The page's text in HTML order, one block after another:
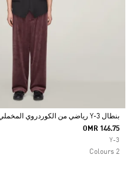
Selected
بنطال Y-3 رياضي من الكوردروي المخملي
OMR 146.75
Y-3
2 Colours